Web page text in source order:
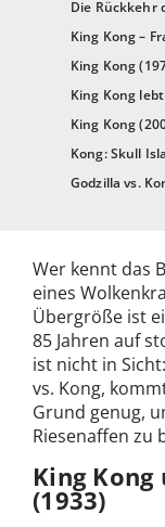
Die Rückkehr
King Kong –
King Kong
King Kong
King Kong
Kong: Skull
Godzilla vs.
Wer kennt das
eines
Übergröße ist
85 Jahren auf
ist nicht in
vs. Kong,
Grund genug,
Riesenaffen zu
King
(1933)